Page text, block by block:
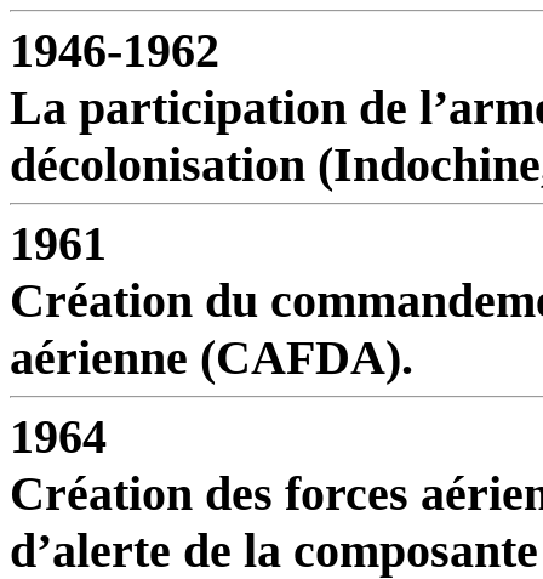
1946-1962
La participation de
décolonisation
1961
Création du
aérienne (CAFDA).
1964
Création des forces
d’alerte de la